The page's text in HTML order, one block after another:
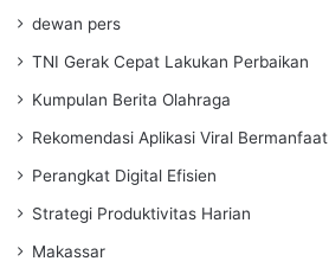
dewan pers
TNI Gerak Cepat Lakukan Perbaikan
Kumpulan Berita Olahraga
Rekomendasi Aplikasi Viral Bermanfaat
Perangkat Digital Efisien
Strategi Produktivitas Harian
Makassar